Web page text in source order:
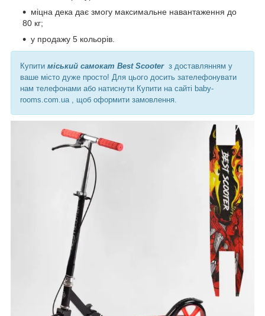
міцна дека дає змогу максимальне навантаження до
80 кг;
у продажу 5 кольорів.
Купити міський самокат Best Scooter з доставлянням у
ваше місто дуже просто! Для цього досить зателефонувати
нам телефонами або натиснути Купити на сайті baby-
rooms.com.ua , щоб оформити замовлення.